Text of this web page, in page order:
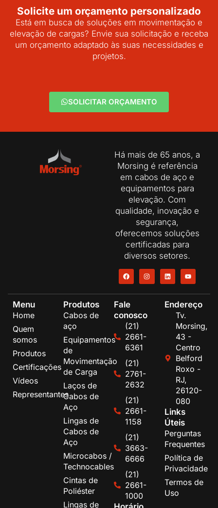
Solicite um orçamento personalizado
Está em busca de soluções em movimentação e
elevação de cargas? Envie sua solicitação e receba
um orçamento adaptado às suas necessidades e
projetos.
SOLICITAR ORÇAMENTO
Há mais de 65 anos, a
Morsing é referência
em cabos de aço e
equipamentos para
elevação. Com
qualidade, inovação e
segurança,
oferecemos soluções
certificadas para
diversos setores.
Menu
Home
Quem
somos
Produtos
Certificações
Vídeos
Representantes
Produtos
Cabos de
aço
Equipamentos
de
Movimentação
de Carga
Laços de
Cabos de
Aço
Lingas de
Cabos de
Aço
Microcabos /
Technocables
Cintas de
Poliéster
Lingas de
Fale
conosco
(21)
2661-
6361
(21)
2761-
2632
(21)
2661-
1158
(21)
3663-
6666
(21)
2661-
1000
Endereço
Tv.
Morsing,
43 -
Centro
Belford
Roxo -
RJ,
26120-
080
Links
Úteis
Perguntas
Frequentes
Política de
Privacidade
Termos de
Uso